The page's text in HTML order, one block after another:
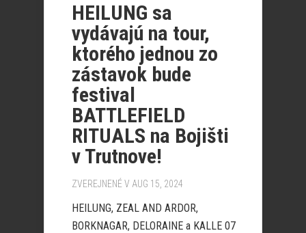
HEILUNG sa
vydávajú na tour,
ktorého jednou zo
zástavok bude
festival
BATTLEFIELD
RITUALS na Bojišti
v Trutnove!
ZVEREJNENÉ V AUG 15, 2024
HEILUNG, ZEAL AND ARDOR,
BORKNAGAR, DELORAINE a KALLE 07